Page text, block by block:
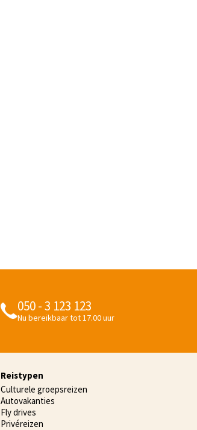
050 - 3 123 123
Nu bereikbaar tot 17.00 uur
Reistypen
Culturele groepsreizen
Autovakanties
Fly drives
Privéreizen